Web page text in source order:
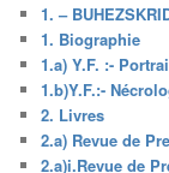
1. –
1. Biographie
1.a) Y.F. :-
1.b)Y.F.:-
2. Livres
2.a) Revue de
2.a)i.Revue de